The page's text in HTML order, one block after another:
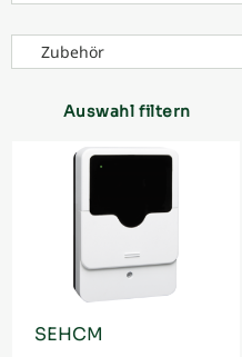
Zubehör
Auswahl filtern
SEHCM